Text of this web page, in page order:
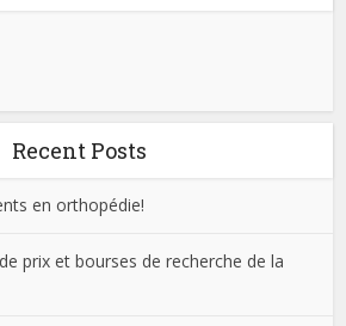
Recent Posts
en orthopédie!
prix et bourses de recherche de la